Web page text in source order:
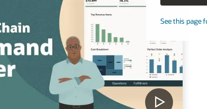
See this page